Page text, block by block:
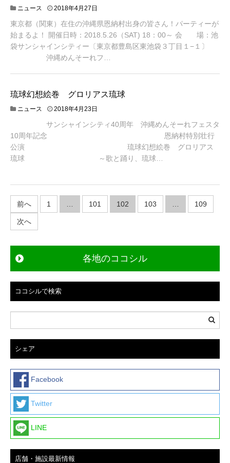
ニュース 2018年4月27日
東京都（関東）在住の沖縄県恩納村出身の皆さん！パーティーが
始まるよ！ 開催日時：2018.5.26（SAT) 18：00～ 会 場：池
袋サンシャインシティー〔東京都豊島区東池袋３丁目１−１〕
沖縄めんそーれフ…
琉球幻想絵巻 グロリアス琉球
ニュース 2018年4月23日
サンシャインシティ40周年 沖縄めんそーれフェスタ
10周年記念 恩納村特別壮行
公演 琉球幻想絵巻 グロリアス
琉球 ～歌と踊り、琉球…
投
稿
ナ
ゲ
ー
シ
ョ
ン
前へ 1 101 102 103 109
次へ
各地のココシル
ココシルで検索
シェア
Facebook
Twitter
LINE
店舗・施設最新情報